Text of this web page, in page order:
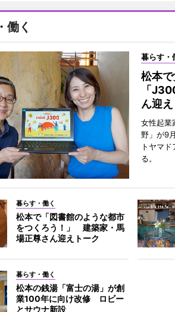
働く
暮らす・
松本
「
ん迎え
女性起業
野」が9
トヤマ
る。
暮らす・働く
松本で「図書館のような都市
をつくろう！」 建築家・馬
場正尊さん迎えトーク
暮らす・働く
松本の銭湯「富士の湯」が創
業100年に向け改修 ロビー
とサウナ新設